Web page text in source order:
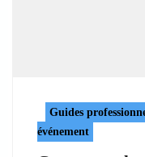
Guides
événement